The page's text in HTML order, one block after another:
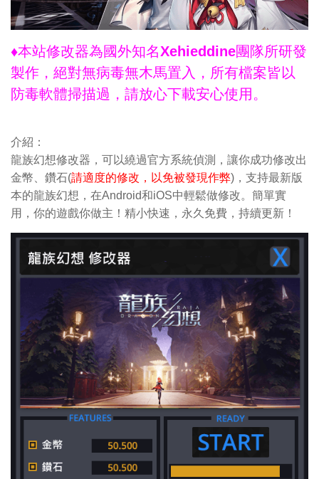
♦本站修改器為國外知名Xehieddine團隊所研發
製作，絕對無病毒無木馬置入，所有檔案皆以
防毒軟體掃描過，請放心下載安心使用。
介紹：
龍族幻想修改器，可以繞過官方系統偵測，讓你成功修改出
金幣、鑽石(請適度的修改，以免被發現作弊)，支持最新版
本的龍族幻想，在Android和iOS中輕鬆做修改。簡單實
用，你的遊戲你做主！精小快速，永久免費，持續更新！